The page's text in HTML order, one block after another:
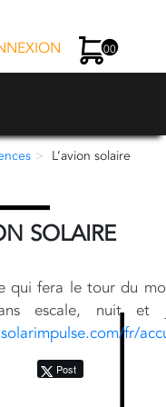
00
L’avion solaire
SOLAIRE
qui fera le tour du
escale, nuit et
fr/
Post